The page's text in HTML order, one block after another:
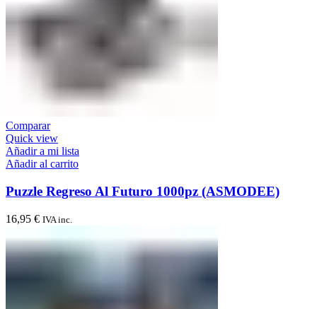
Comparar
Quick view
Añadir a mi lista
Añadir al carrito
Puzzle Regreso Al Futuro 1000pz (ASMODEE)
16,95 € IVA inc.